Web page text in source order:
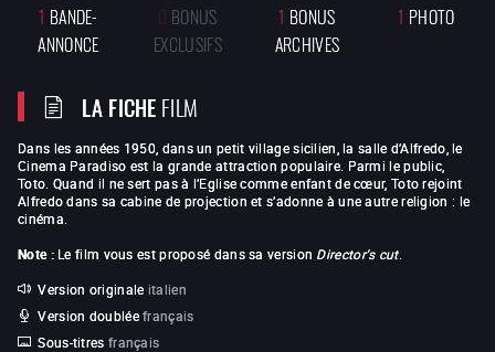
1 BANDE-
ANNONCE
0 BONUS
EXCLUSIFS
1 BONUS
ARCHIVES
1 PHOTO
LA FICHEFILM
Dans les années 1950, dans un petit village sicilien, la salle d’Alfredo, le
Cinema Paradiso est la grande attraction populaire. Parmi le public,
Toto. Quand il ne sert pas à l’Eglise comme enfant de cœur, Toto rejoint
Alfredo dans sa cabine de projection et s’adonne à une autre religion : le
cinéma.
Note : Le film vous est proposé dans sa version Director's cut.
Version originale italien
Version doublée français
Sous-titres français